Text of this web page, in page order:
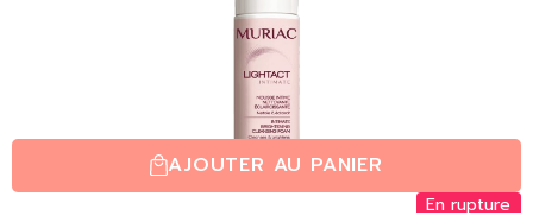
AJOUTER AU PANIER
En rupture